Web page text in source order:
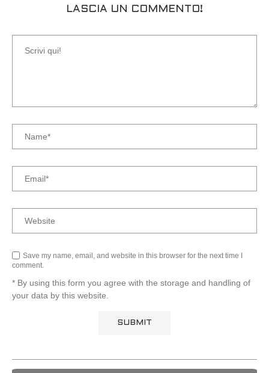
LASCIA UN COMMENTO!
Save my name, email, and website in this browser for the next time I
comment.
* By using this form you agree with the storage and handling of
your data by this website.